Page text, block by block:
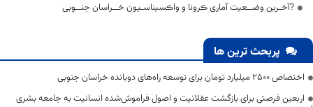
?آخـرین وضــعیت آماری ڪرونا و واڪسیناسـیون خــراسان جنــوبی
پربحث ترین ها
اختصاص 2500 میلیارد تومان برای توسعه راه‌های دوبانده خراسان جنوبی
اربعین فرصتی برای بازگشت عقلانیت و اصول فراموش‌شده انسانیت به جامعه بشری